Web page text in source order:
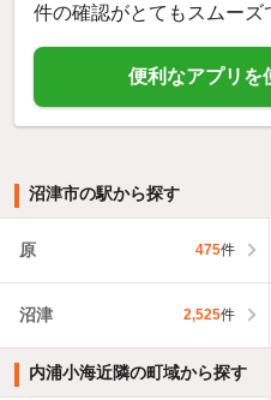
件の確認がとてもスムーズ
便利なアプリを
沼津市の駅から探す
原 475件
沼津 2,525件
内浦小海近隣の町域から探す